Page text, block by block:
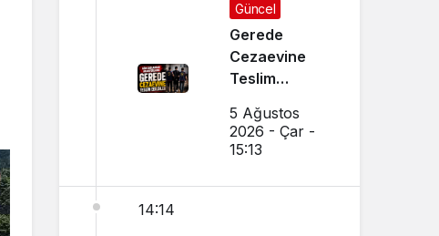
Güncel
Gerede
Cezaevine
Teslim
5 Ağustos
2026 - Çar -
15:13
14:14